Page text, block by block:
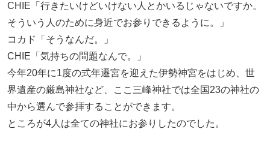
CHIE「行きたいけどいけない人とかいるじゃないですか。
そういう人のために身近でお参りできるように。」
コカド「そうなんだ。」
CHIE「気持ちの問題なんで。」
今年20年に1度の式年遷宮を迎えた伊勢神宮をはじめ、世
界遺産の厳島神社など、ここ三峰神社では全国23の神社の
中から選んで参拝することができます。
ところが4人は全ての神社にお参りしたのでした。